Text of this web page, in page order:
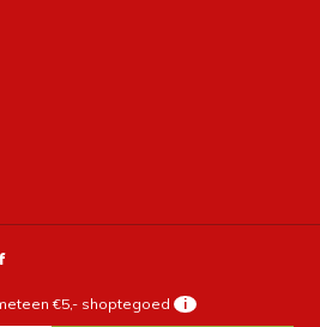
€5,- shoptegoed i